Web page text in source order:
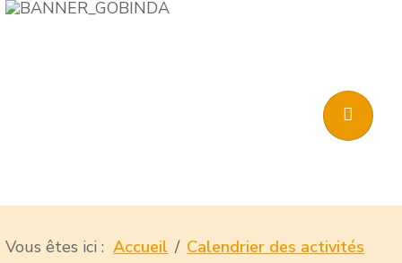
Vous êtes ici :Accueil
Calendrier des activités